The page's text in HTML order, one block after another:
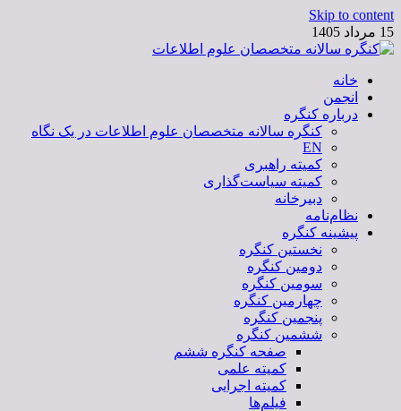
Skip to content
15 مرداد 1405
کنگره سالانه متخصصان علوم اطلاعات
خانه
انجمن
درباره کنگره
کنگره سالانه متخصصان علوم اطلاعات در یک نگاه
EN
کمیته راهبری
کمیته سیاست‌گذاری
دبیرخانه
نظام‌نامه
پیشینه کنگره
نخستین کنگره
دومین کنگره
سومین کنگره
چهارمین کنگره
پنجمین کنگره
ششمین کنگره
صفحه کنگره ششم
کمیته علمی
کمیته اجرایی
فیلم‌ها